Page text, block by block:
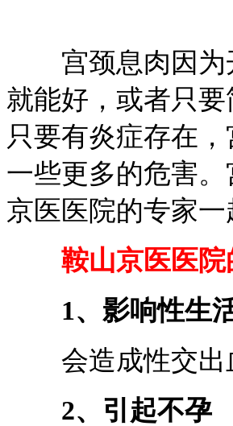
宫颈息肉因为
就能好，或者只
只要有炎症存在
一些更多的危害
京医医院的专家
鞍山京医医院
1、影响性生
会造成性交出
2、引起不孕